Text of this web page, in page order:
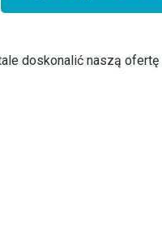
doskonalić naszą ofertę